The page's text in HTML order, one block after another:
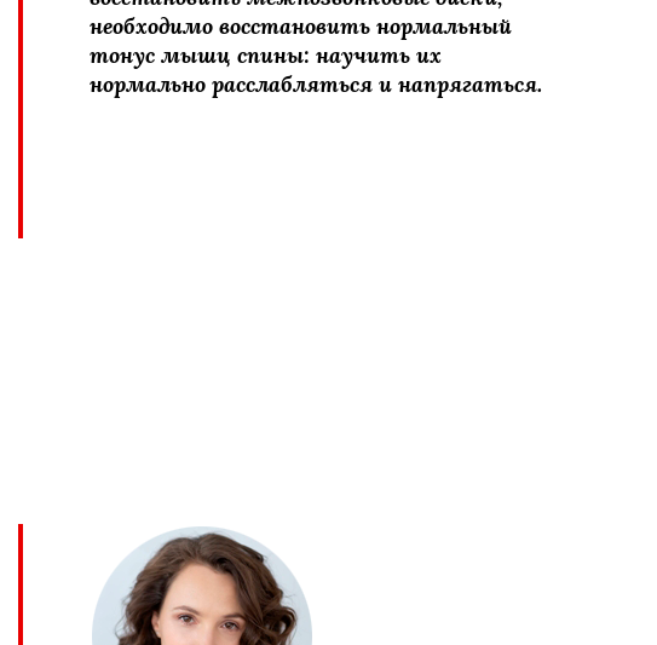
необходимо восстановить нормальный
тонус мышц спины: научить их
нормально расслабляться и напрягаться.